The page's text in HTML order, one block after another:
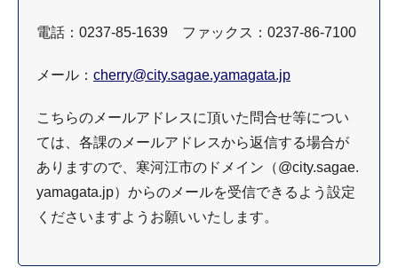
電話：0237-85-1639 ファックス：0237-86-7100
メール： cherry@city.sagae.yamagata.jp
こちらのメールアドレスに頂いた問合せ等につい
ては、各課のメールアドレスから返信する場合が
ありますので、寒河江市のドメイン（@city.sagae.
yamagata.jp）からのメールを受信できるよう設定
くださいますようお願いいたします。